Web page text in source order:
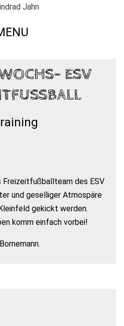
ESV
des ESV
und geselliger Atmospäre
gekickt werden.
komm einfach vorbei!